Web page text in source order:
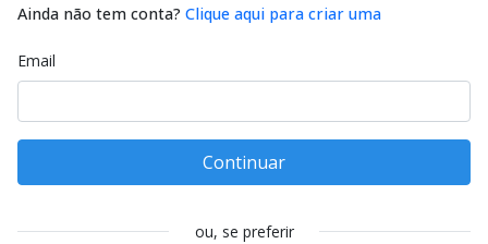
Ainda não tem conta? Clique aqui para criar uma
Email
Continuar
ou, se preferir